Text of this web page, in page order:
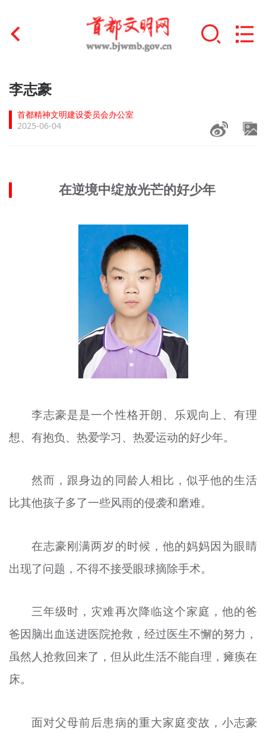
首页
文明创建
未成年人思想道德建设
北京宣传文化引导基金
宣传思想文化人才
李志豪
首都精神文明建设委员会办公室
2025-06-04
在逆境中绽放光芒的好少年
李志豪是是一个性格开朗、乐观向上、有理
想、有抱负、热爱学习、热爱运动的好少年。
然而，跟身边的同龄人相比，似乎他的生活
比其他孩子多了一些风雨的侵袭和磨难。
在志豪刚满两岁的时候，他的妈妈因为眼睛
出现了问题，不得不接受眼球摘除手术。
三年级时，灾难再次降临这个家庭，他的爸
爸因脑出血送进医院抢救，经过医生不懈的努力，
虽然人抢救回来了，但从此生活不能自理，瘫痪在
床。
面对父母前后患病的重大家庭变故，小志豪